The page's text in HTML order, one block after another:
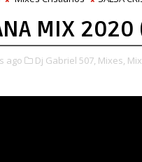
MIX
ago Dj Gabriel 507, Mixes,